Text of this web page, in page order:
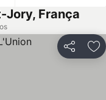
Jory, França
Partilhar